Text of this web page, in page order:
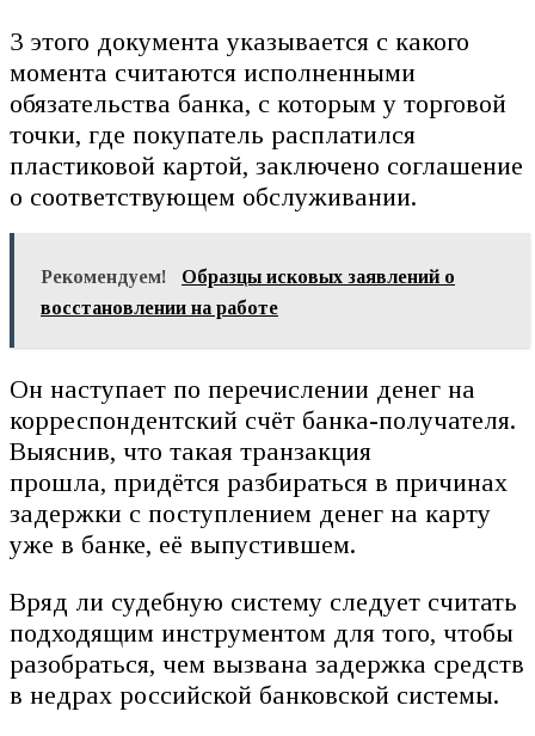
3 этого документа указывается с какого
момента считаются исполненными
обязательства банка, с которым у торговой
точки, где покупатель расплатился
пластиковой картой, заключено соглашение
о соответствующем обслуживании.
Рекомендуем!
Образцы исковых заявлений о
восстановлении на работе
Он наступает по перечислении денег на
корреспондентский счёт банка-получателя.
Выяснив, что такая транзакция
прошла, придётся разбираться в причинах
задержки с поступлением денег на карту
уже в банке, её выпустившем.
Вряд ли судебную систему следует считать
подходящим инструментом для того, чтобы
разобраться, чем вызвана задержка средств
в недрах российской банковской системы.